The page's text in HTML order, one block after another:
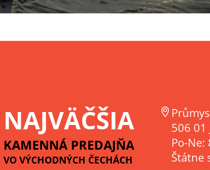
NAJVÄČŠIA
KAMENNÁ PREDAJŇA
VO VÝCHODNÝCH ČECHÁCH
506 01
Po-
Štátne